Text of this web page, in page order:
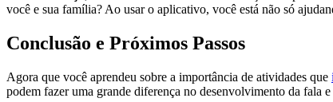
você e sua família? Ao usar o aplicativo, você está não só
Conclusão e Próximos Passos
Agora que você aprendeu sobre a importância de atividades que
podem fazer uma grande diferença no desenvolvimento da fala